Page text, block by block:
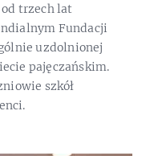
trzech lat
Fundacji
uzdolnionej
pajęczańskim.
szkół